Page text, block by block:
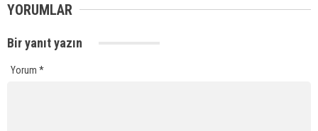
YORUMLAR
Bir yanıt yazın
Yorum *